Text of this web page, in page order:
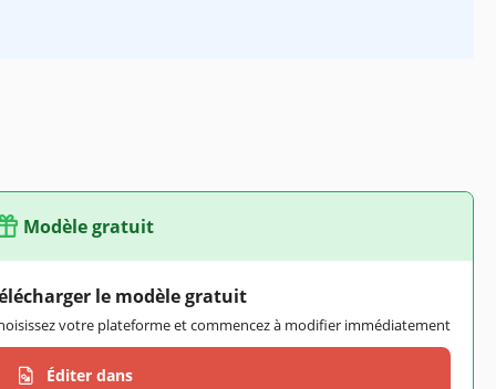
Modèle gratuit
le modèle gratuit
votre plateforme et commencez à modifier immédiatement
Éditer dans